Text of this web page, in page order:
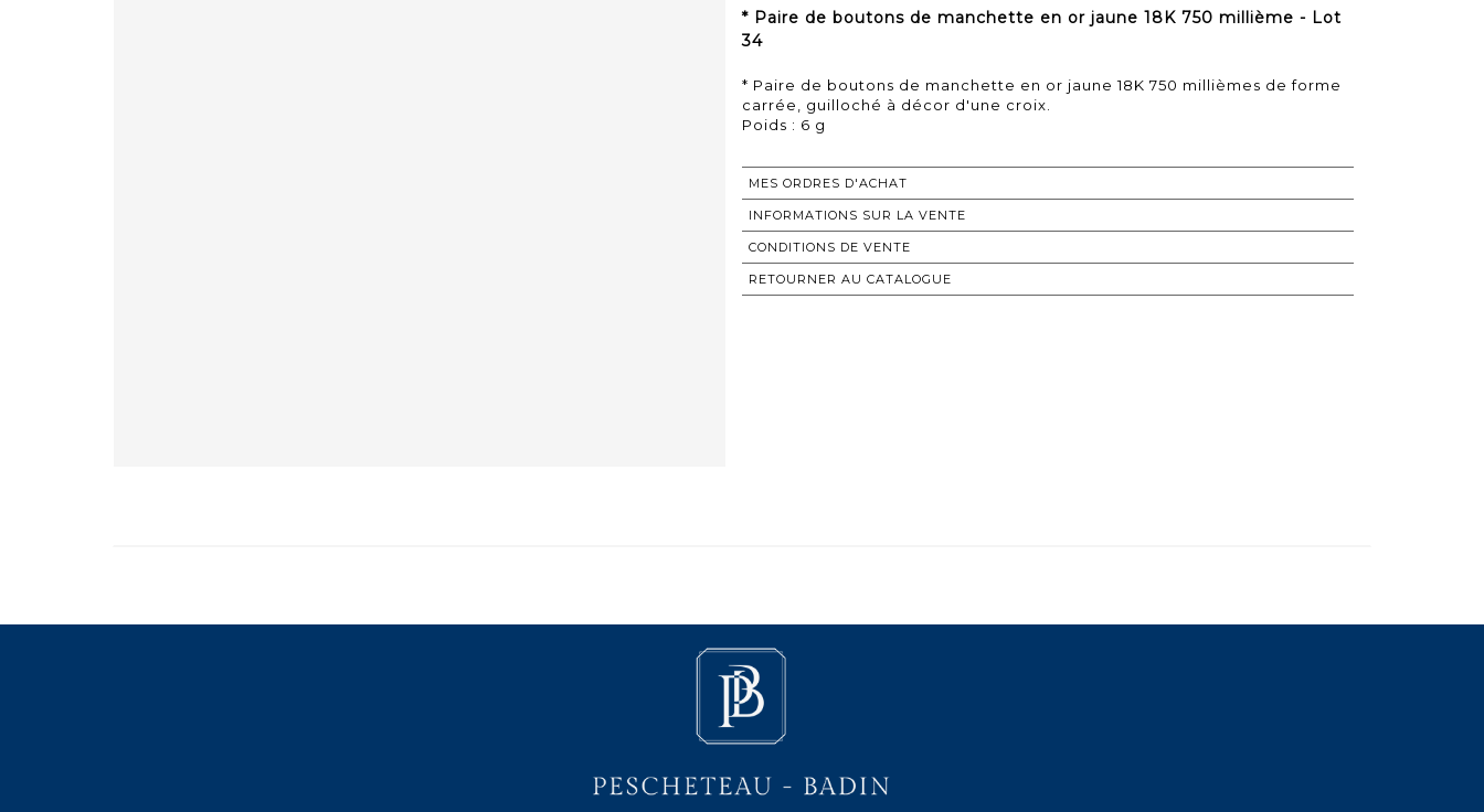
* Paire de boutons de manchette en or jaune 18K 750 millième - Lot
34
* Paire de boutons de manchette en or jaune 18K 750 millièmes de forme
carrée, guilloché à décor d'une croix.
Poids : 6 g
MES ORDRES D'ACHAT
INFORMATIONS SUR LA VENTE
CONDITIONS DE VENTE
RETOURNER AU CATALOGUE